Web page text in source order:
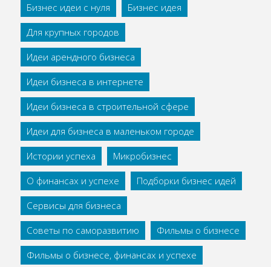
Бизнес идеи с нуля
Бизнес идея
Для крупных городов
Идеи арендного бизнеса
Идеи бизнеса в интернете
Идеи бизнеса в строительной сфере
Идеи для бизнеса в маленьком городе
Истории успеха
Микробизнес
О финансах и успехе
Подборки бизнес идей
Сервисы для бизнеса
Советы по саморазвитию
Фильмы о бизнесе
Фильмы о бизнесе, финансах и успехе